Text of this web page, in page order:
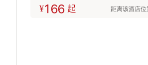
¥  起 距离该酒店位